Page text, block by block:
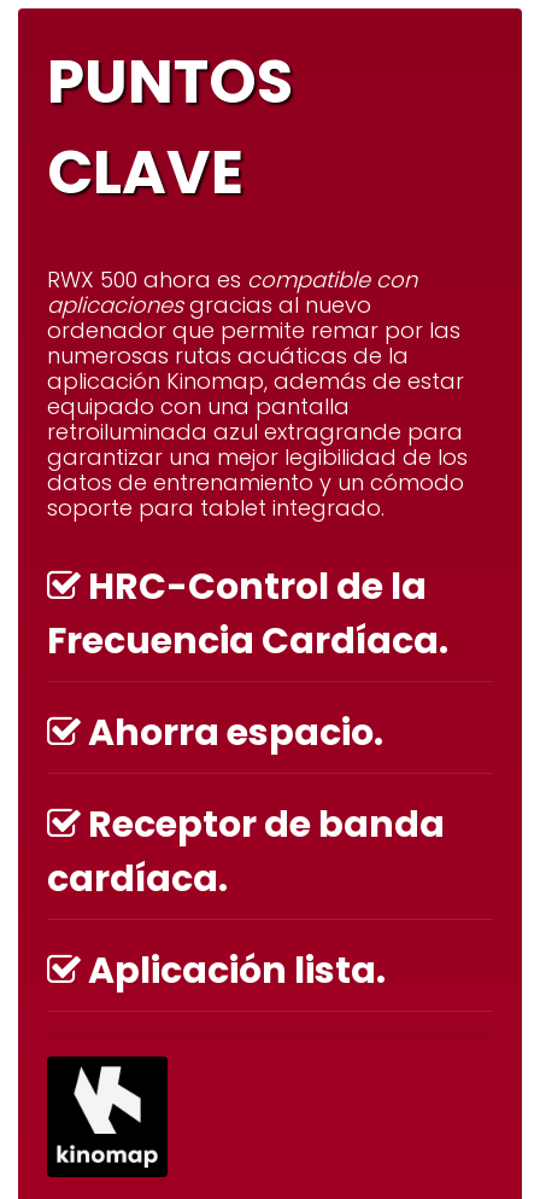
PUNTOS
CLAVE
RWX 500 ahora es compatible con
aplicacionesgracias al nuevo
ordenador que permite remar por las
numerosas rutas acuáticas de la
aplicación Kinomap, además de estar
equipado con una pantalla
retroiluminada azul extragrande para
garantizar una mejor legibilidad de los
datos de entrenamiento y un cómodo
soporte para tablet integrado.
HRC-Control de la
Frecuencia Cardíaca.
Ahorra espacio.
Receptor de banda
cardíaca.
Aplicación lista.